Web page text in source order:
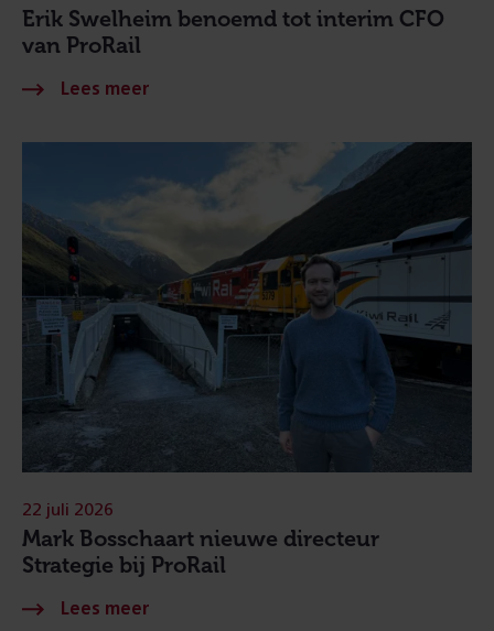
Erik Swelheim benoemd tot interim CFO
van ProRail
Mark Bosschaart nieuwe directeur
Strategie bij ProRail
22 juli 2026